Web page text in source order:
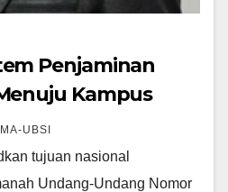
Penjaminan
Kampus
UBSI
tujuan nasional
Undang-Undang Nomor